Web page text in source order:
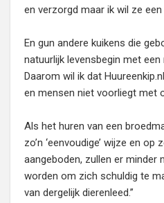
en verzorgd maar ik wil ze
En gun andere kuikens die
natuurlijk levensbegin met
Daarom wil ik dat
en mensen niet voorliegt met
Als het huren van een
zo’n ‘eenvoudige’ wijze en
aangeboden, zullen er minder
worden om zich schuldig te
van dergelijk dierenleed.”